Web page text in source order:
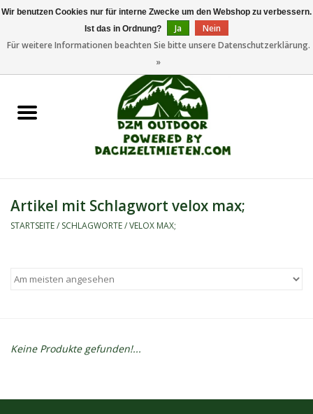
Dachzeltanhänger
Camping/Outdoor
Kontakt
Artikel mit Schlagwort velox max;
STARTSEITE/ SCHLAGWORTE/VELOX MAX;
Keine Produkte gefunden!...
Wir benutzen Cookies nur für interne Zwecke um den Webshop zu verbessern.
Ist das in Ordnung?
Ja
Nein
Für weitere Informationen beachten Sie bitte unsere Datenschutzerklärung.
»